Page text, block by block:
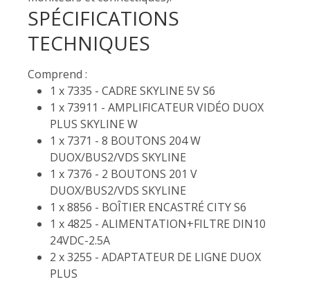
SPÉCIFICATIONS
TECHNIQUES
Comprend :
1 x 7335 - CADRE SKYLINE 5V S6
1 x 73911 - AMPLIFICATEUR VIDÉO DUOX
PLUS SKYLINE W
1 x 7371 - 8 BOUTONS 204 W
DUOX/BUS2/VDS SKYLINE
1 x 7376 - 2 BOUTONS 201 V
DUOX/BUS2/VDS SKYLINE
1 x 8856 - BOÎTIER ENCASTRÉ CITY S6
1 x 4825 - ALIMENTATION+FILTRE DIN10
24VDC-2.5A
2 x 3255 - ADAPTATEUR DE LIGNE DUOX
PLUS